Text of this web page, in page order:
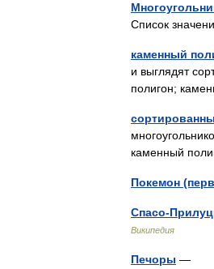
Список
каменный
и выглядят
полигон;
каменный
Покемон
Спасо-
Википедия
Печоры —